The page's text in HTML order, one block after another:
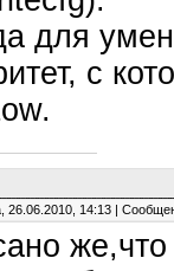
для
с
26.06.2010, 14:13 |